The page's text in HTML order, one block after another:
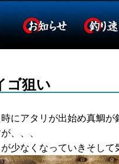
ゴ狙い
にアタリが出始め真鯛が
、、、
少なくなっていきそし